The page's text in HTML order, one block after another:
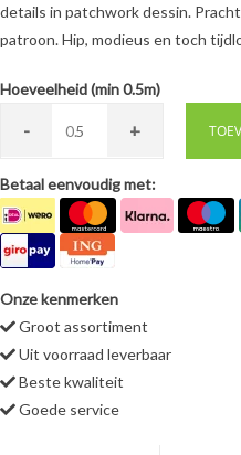
details in patchwork dessin.
patroon. Hip, modieus en toch
Hoeveelheid (min 0.5m)
- 0. +
Betaal eenvoudig met:
Onze kenmerken
Groot assortiment
Uit voorraad leverbaar
Beste kwaliteit
Goede service